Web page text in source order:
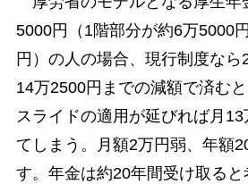
5000円（1階部分が約6万5000
円）の人の場合、現行制度なら
14万2500円までの減額で済む
スライドの適用が延びれば月
てしまう。月額2万円弱、年額
す。年金は約20年間受け取る